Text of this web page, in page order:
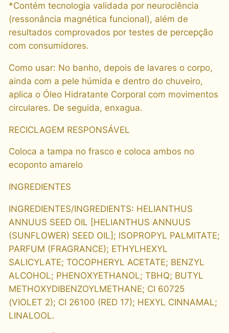
r
a
t
a
e
C
o
r
o
r
a
,
1
1
0
m
l
q
u
a
*Contém tecnologia validada por neurociência
(ressonância magnética funcional), além de
resultados comprovados por testes de percepção
com consumidores.
Como usar: No banho, depois de lavares o corpo,
ainda com a pele húmida e dentro do chuveiro,
aplica o Óleo Hidratante Corporal com movimentos
circulares. De seguida, enxagua.
RECICLAGEM RESPONSÁVEL
Coloca a tampa no frasco e coloca ambos no
ecoponto amarelo
INGREDIENTES
INGREDIENTES/INGREDIENTS: HELIANTHUS
ANNUUS SEED OIL [HELIANTHUS ANNUUS
(SUNFLOWER) SEED OIL]; ISOPROPYL PALMITATE;
PARFUM (FRAGRANCE); ETHYLHEXYL
SALICYLATE; TOCOPHERYL ACETATE; BENZYL
ALCOHOL; PHENOXYETHANOL; TBHQ; BUTYL
METHOXYDIBENZOYLMETHANE; CI 60725
(VIOLET 2); CI 26100 (RED 17); HEXYL CINNAMAL;
LINALOOL.